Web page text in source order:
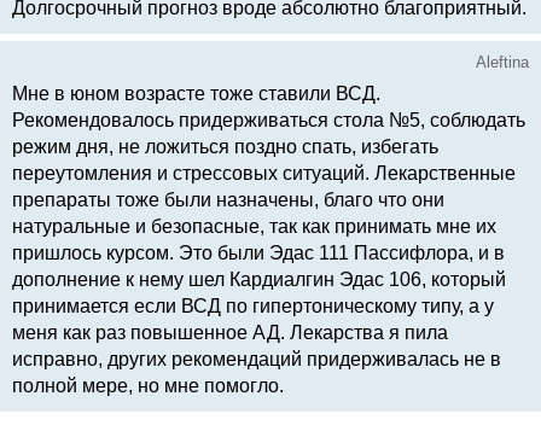
Долгосрочный прогноз вроде абсолютно благоприятный.
Аleftina
Мне в юном возрасте тоже ставили ВСД.
Рекомендовалось придерживаться стола №5, соблюдать
режим дня, не ложиться поздно спать, избегать
переутомления и стрессовых ситуаций. Лекарственные
препараты тоже были назначены, благо что они
натуральные и безопасные, так как принимать мне их
пришлось курсом. Это были Эдас 111 Пассифлора, и в
дополнение к нему шел Кардиалгин Эдас 106, который
принимается если ВСД по гипертоническому типу, а у
меня как раз повышенное АД. Лекарства я пила
исправно, других рекомендаций придерживалась не в
полной мере, но мне помогло.